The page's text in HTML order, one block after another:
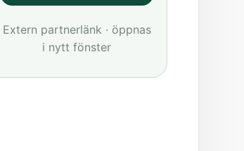
Extern partnerlänk · öppnas
i nytt fönster